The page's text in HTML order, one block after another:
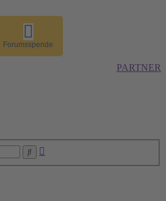
Forumsspende
PARTNER
Suche